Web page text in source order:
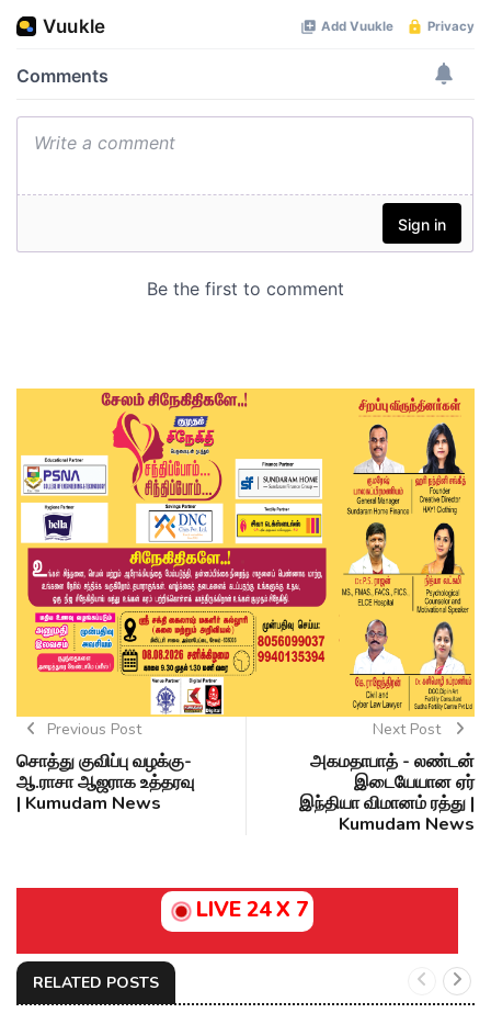
Previous Post
சொத்து குவிப்பு வழக்கு-
ஆ.ராசா ஆஜராக உத்தரவு
| Kumudam News
Next Post
அகமதாபாத் - லண்டன்
இடையேயான ஏர்
இந்தியா விமானம் ரத்து |
Kumudam News
LIVE 24 X 7
RELATED POSTS